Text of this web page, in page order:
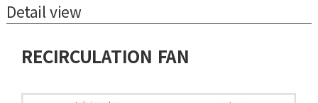
Detail view
RECIRCULATION FAN